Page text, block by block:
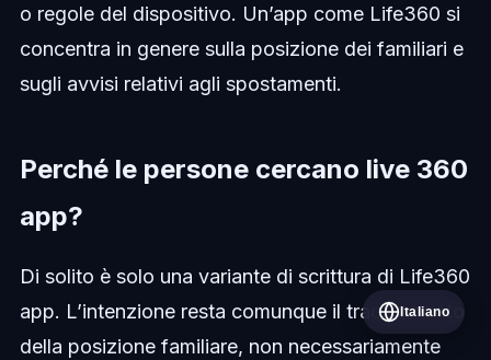
o regole del dispositivo. Un’app come Life360 si
concentra in genere sulla posizione dei familiari e
sugli avvisi relativi agli spostamenti.
Perché le persone cercano live 360
app?
Di solito è solo una variante di scrittura di Life360
app. L’intenzione resta comunque il tracciamento
della posizione familiare, non necessariamente
Italiano